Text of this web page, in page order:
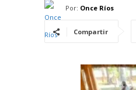
Por: Once Ríos
Compartir